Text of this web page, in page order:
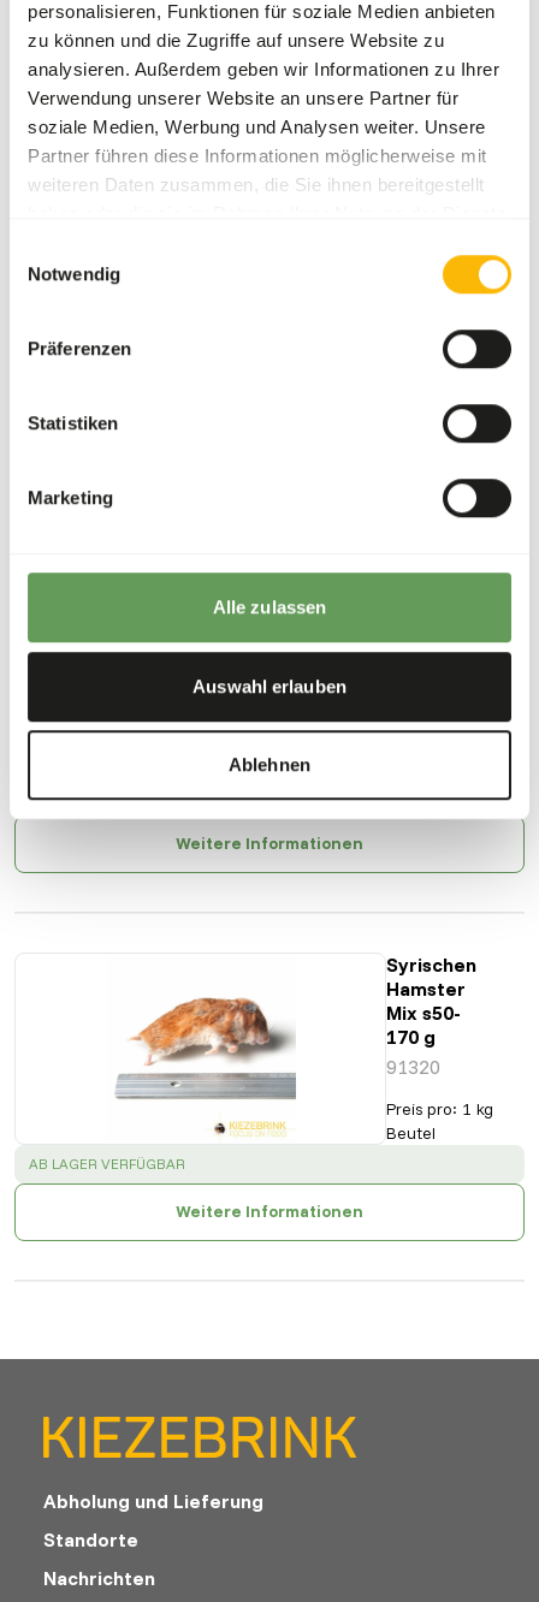
personalisieren, Funktionen für soziale Medien anbieten
zu können und die Zugriffe auf unsere Website zu
analysieren. Außerdem geben wir Informationen zu Ihrer
Verwendung unserer Website an unsere Partner für
soziale Medien, Werbung und Analysen weiter. Unsere
Partner führen diese Informationen möglicherweise mit
weiteren Daten zusammen, die Sie ihnen bereitgestellt
Notwendig
Präferenzen
Statistiken
Marketing
Alle zulassen
Auswahl erlauben
Ablehnen
Über dieses Produkt
Diese Beutetiere können unter anderem für die Ernährung
von Greifvögeln, Reptilien und anderen Fleischfressern
verwendet werden.
Analytische Bestandteile
Feuchtigkeit
2,3%
Mittel/Erwachsene
91301
Preis pro
ERROR:
VORÜBERGEHEND NICHT VERFÜGBAR
Weitere Informationen
Syrischen
Hamster
Mix s50-
170 g
91320
Preis pro: 1 kg
Beutel
SUCCESS:
AB LAGER VERFÜGBAR
Weitere Informationen
Abholung und Lieferung
Standorte
Nachrichten